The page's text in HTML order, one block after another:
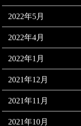
2022年5月
2022年4月
2022年1月
2021年12月
2021年11月
2021年10月